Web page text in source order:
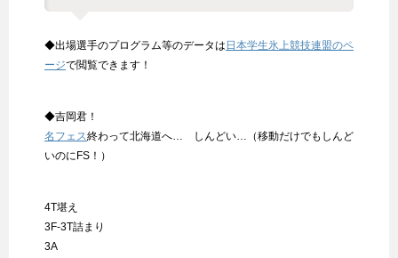
◆出場選手のプログラム等のデータは 日本学生氷上競技連盟のペ
ージで閲覧できます！
◆吉岡君！
名フェス終わって北海道へ… しんどい…（移動だけでもしんど
いのにFS！）
4T堪え
3F-3T詰まり
3A